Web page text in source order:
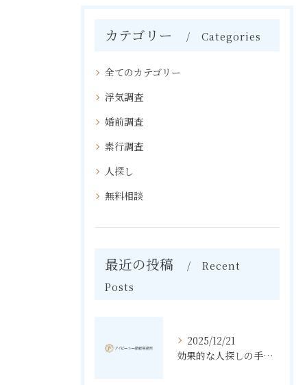
カテゴリー Categories
全てのカテゴリー
浮気調査
婚前調査
素行調査
人探し
無料相談
最近の投稿
Recent
Posts
2025/12/21
効果的な人探しの手法とその秘訣